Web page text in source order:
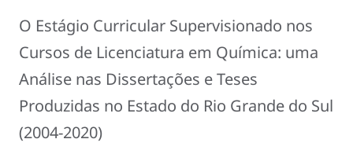
O Estágio Curricular Supervisionado nos
Cursos de Licenciatura em Química: uma
Análise nas Dissertações e Teses
Produzidas no Estado do Rio Grande do Sul
(2004-2020)